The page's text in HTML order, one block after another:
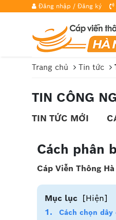
Đăng nhập / Đăng ký
Trang chủ Tin tức
TIN CÔNG
TIN TỨC MỚI
Cách phân
Cáp Viễn Thông
Mục lục [Hiện]
Cách chọn